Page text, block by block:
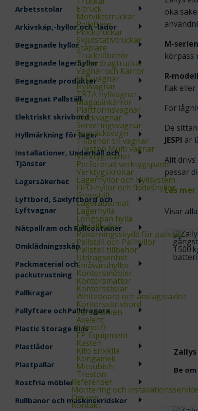
Eltruck
Motviktstruckar
Pallyftare
Plocktruckar
Skjutstativtruckar
Staplare
Trucktillbehör
Zallys dragtruckar
Vagnar och Kärror
ESD‑vagnar
Hyllvagnar
TRTA hyllvagnar
Magasinkärror
Plattformsvagnar
Plockvagnar
Serveringsvagnar
Sopsäcksvagn
Tillbehör till vagnar
Treston Multi vagnar
Verktygstavlor
Perforerad verktygspanel
Verktygskrokar
Lagerhyllor och Hyllsystem
FIFO‑hyllor och flödeshyllor
Grenställ
Lagerautomat
Lagerhylla
Longspan hylla
Metallhyllor
Påkörningsskydd för pallställ
Pallställ och Pallhyllor
Pallställ tillbehör
Utdragsenhet
Småvaruhyllor
Kontorsmöbler
Kontorsmattor
Kontorsstolar
Whiteboard och anslagstavlor
Kontorsskrivbord
Varumärken
Axelent
Edmolift
EP-Equipment
Kasten
Kito Erikkilä
Kongamek
Mitsubishi
Treston
Referenser
Montering och installationsservice
Om oss
Kontakt
Arbetsstolar
Arkivskåp,-hyllor och -lådor
Begagnade hyllor
Begagnade lagerhyllor
Begagnade produkter
Begagnat Pallställ
Elektriskt skrivbord
Hyllmärkning för lager
Installationer, Underhåll och
Tjänster
Lagersäkerhet
Lyftbord, Saxlyftbord och
Lyftvagnar
Nätpallram och Rullcontainer
Omklädningsskåp
Packmaterial och
packutrustning
Pallkragar
Pallyftare och Palldragare
Plastic Storage Bins
Plastlådor
Plastpallar
Rostfria möbler
Rullbanor och maskinskridskor
öka
M‑serien
körpass
flak
För
De
JESPI är
Allt
passar
Läs mer
Visar
Be